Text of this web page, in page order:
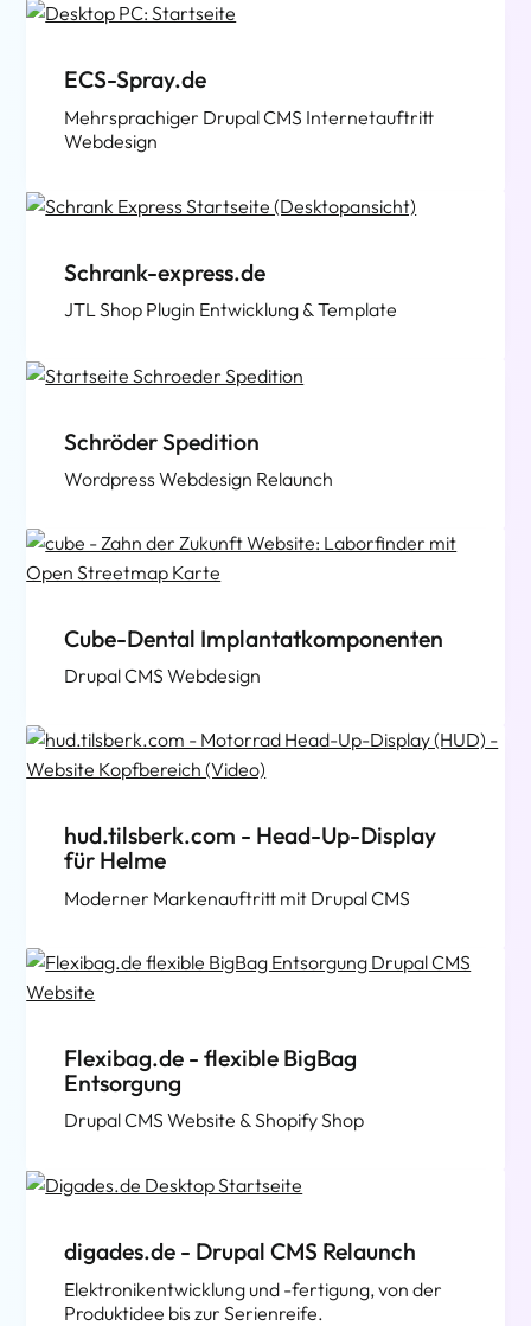
ECS-Spray.de
Mehrsprachiger Drupal CMS Internetauftritt
Webdesign
Schrank-express.de
JTL Shop Plugin Entwicklung & Template
Schröder Spedition
Wordpress Webdesign Relaunch
Cube-Dental Implantatkomponenten
Drupal CMS Webdesign
hud.tilsberk.com - Head-Up-Display
für Helme
Moderner Markenauftritt mit Drupal CMS
Flexibag.de - flexible BigBag
Entsorgung
Drupal CMS Website & Shopify Shop
digades.de - Drupal CMS Relaunch
Elektronikentwicklung und -fertigung, von der
Produktidee bis zur Serienreife.